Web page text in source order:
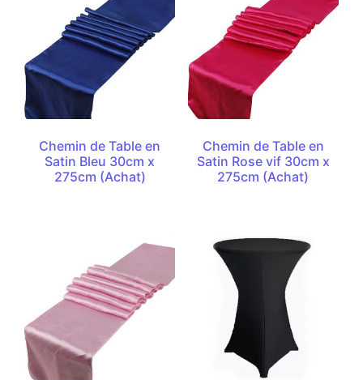
Chemin de Table en
Satin Bleu 30cm x
275cm (Achat)
Chemin de Table en
Satin Rose vif 30cm x
275cm (Achat)